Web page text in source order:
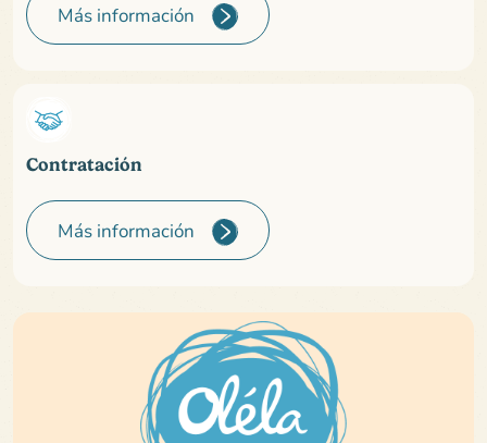
Más información
Contratación
Más información